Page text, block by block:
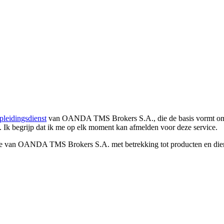
van OANDA TMS Brokers S.A., die de basis vormt
Ik begrijp dat ik me op elk moment kan afmelden voor deze service.
OANDA TMS Brokers S.A. met betrekking tot producten en